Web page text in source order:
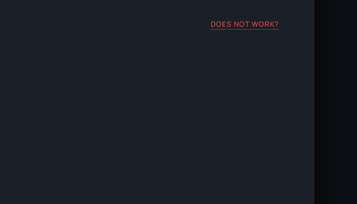
DOES NOT WORK?